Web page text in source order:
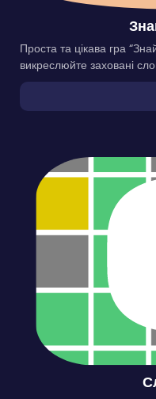
Проста та цікава гра
викреслюйте заховані